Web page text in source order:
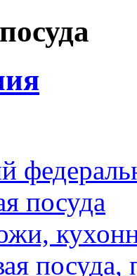
посуда